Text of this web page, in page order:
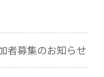
者募集のお知らせ